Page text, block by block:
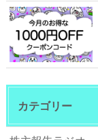
カテゴリー